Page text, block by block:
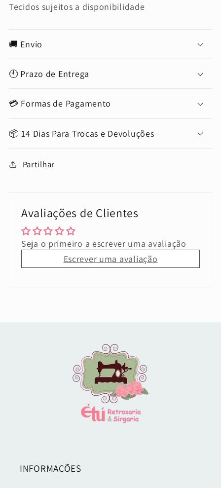
Tecidos sujeitos a disponibilidade
🚚 Envio
🕙 Prazo de Entrega
💳 Formas de Pagamento
📦 14 Dias Para Trocas e Devoluções
Partilhar
Avaliações de Clientes
Seja o primeiro a escrever uma avaliação
Escrever uma avaliação
INFORMAÇÕES